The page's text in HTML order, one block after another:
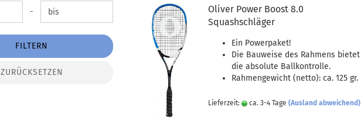
Oliver Power Boost 8.0
Squashschläger
Ein Powerpaket!
Die Bauweise des Rahmens bietet
die absolute Ballkontrolle.
Rahmengewicht (netto): ca. 125 gr.
Lieferzeit: ca. 3-4 Tage (Ausland abweichend)
-
FILTERN
ZURÜCKSETZEN